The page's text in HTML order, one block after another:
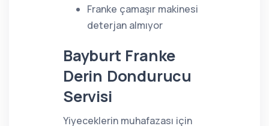
Franke çamaşır makinesi
deterjan almıyor
Bayburt Franke
Derin Dondurucu
Servisi
Yiyeceklerin muhafazası için